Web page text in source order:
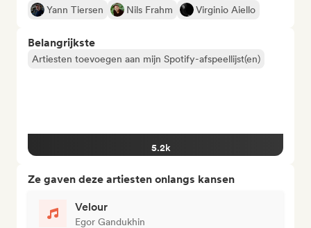
Yann Tiersen
Nils Frahm Virginio Aiello
Belangrijkste
Artiesten toevoegen aan mijn Spotify-afspeellijst(en)
5.2k
Ze gaven deze artiesten onlangs kansen
Velour
Egor Gandukhin